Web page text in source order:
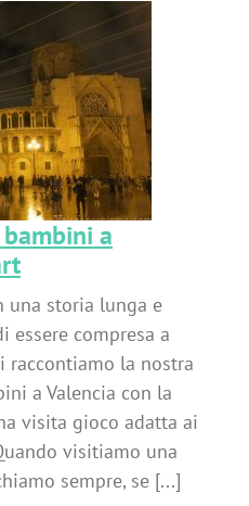
a
una storia lunga e
essere compresa a
raccontiamo la nostra
a Valencia con la
visita gioco adatta ai
visitiamo una
sempre, se [...]